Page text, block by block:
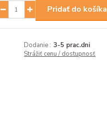
Pridať do košíka
Dodanie : 3-5 prac.dni
Strážiť cenu / dostupnosť